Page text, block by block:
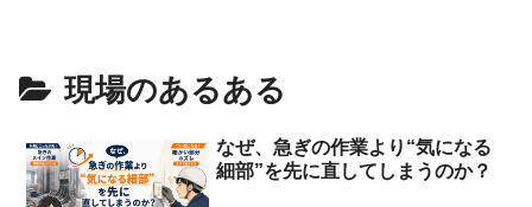
現場のあるある
なぜ、急ぎの作業より“気になる
細部”を先に直してしまうのか？